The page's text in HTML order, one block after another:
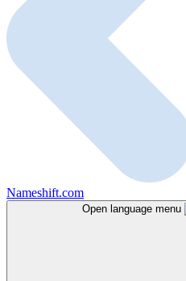
Nameshift.com
Open language menu